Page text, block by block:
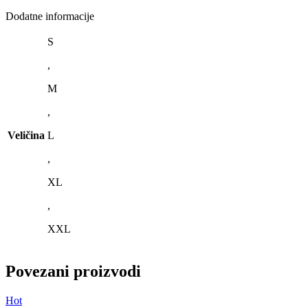
Dodatne informacije
Veličina
S
,
M
,
L
,
XL
,
XXL
Povezani proizvodi
Hot